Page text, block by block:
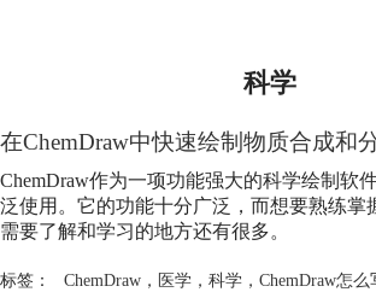
科学
在ChemDraw中快速绘制物质合成和
ChemDraw作为一项功能强大的科学绘制软
泛使用。它的功能十分广泛，而想要熟练掌
需要了解和学习的地方还有很多。
标签： ChemDraw， 医学， 科学， ChemDraw怎